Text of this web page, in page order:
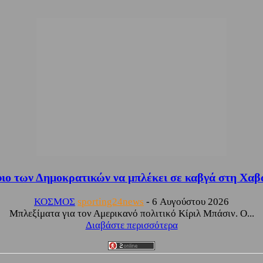
των Δημοκρατικών να μπλέκει σε καβγά στη
ΚΟΣΜΟΣ sporting24news - 6 Αυγούστου 2026
Μπλεξίματα για τον Αμερικανό πολιτικό Κίριλ Μπάσιν. Ο...
Διαβάστε περισσότερα